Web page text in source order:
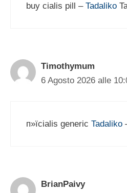
buy cialis pill – Tadaliko
Timothymum
6 Agosto 2026 alle
п»їcialis generic Tadaliko
BrianPaivy